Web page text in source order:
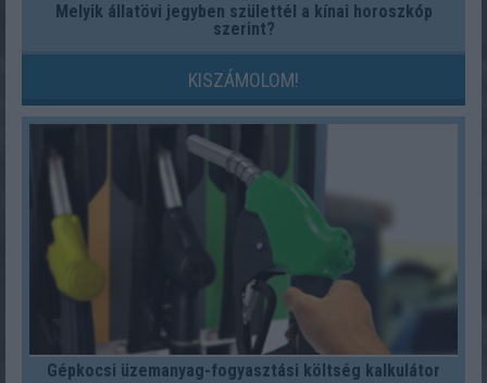
Melyik állatövi jegyben születtél a kínai horoszkóp
szerint?
KISZÁMOLOM!
Gépkocsi üzemanyag-fogyasztási költség kalkulátor